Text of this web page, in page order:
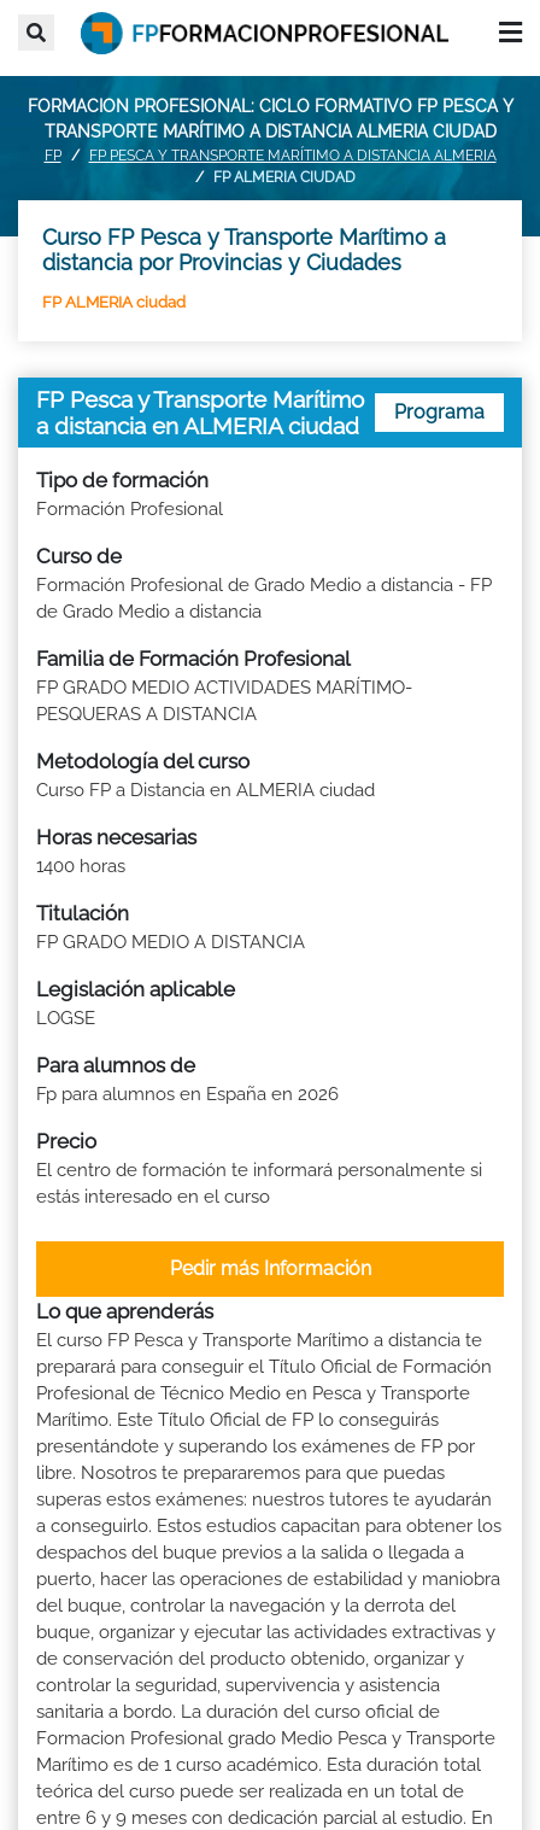
FORMACION PROFESIONAL: CICLO FORMATIVO FP PESCA Y
TRANSPORTE MARÍTIMO A DISTANCIA ALMERIA CIUDAD
FP
FP PESCA Y TRANSPORTE MARÍTIMO A DISTANCIA ALMERIA
FP ALMERIA CIUDAD
Curso FP Pesca y Transporte Marítimo a
distancia por Provincias y Ciudades
FP ALMERIA ciudad
FP Pesca y Transporte Marítimo
a distancia en ALMERIA ciudad
Programa
Tipo de formación
Formación Profesional
Curso de
Formación Profesional de Grado Medio a distancia - FP
de Grado Medio a distancia
Familia de Formación Profesional
FP GRADO MEDIO ACTIVIDADES MARÍTIMO-
PESQUERAS A DISTANCIA
Metodología del curso
Curso FP a Distancia en ALMERIA ciudad
Horas necesarias
1400 horas
Titulación
FP GRADO MEDIO A DISTANCIA
Legislación aplicable
LOGSE
Para alumnos de
Fp para alumnos en España en 2026
Precio
El centro de formación te informará personalmente si
estás interesado en el curso
Pedir más Información
Lo que aprenderás
El curso FP Pesca y Transporte Marítimo a distancia te
preparará para conseguir el Título Oficial de Formación
Profesional de Técnico Medio en Pesca y Transporte
Marítimo. Este Título Oficial de FP lo conseguirás
presentándote y superando los exámenes de FP por
libre. Nosotros te prepararemos para que puedas
superas estos exámenes: nuestros tutores te ayudarán
a conseguirlo. Estos estudios capacitan para obtener los
despachos del buque previos a la salida o llegada a
puerto, hacer las operaciones de estabilidad y maniobra
del buque, controlar la navegación y la derrota del
buque, organizar y ejecutar las actividades extractivas y
de conservación del producto obtenido, organizar y
controlar la seguridad, supervivencia y asistencia
sanitaria a bordo. La duración del curso oficial de
Formacion Profesional grado Medio Pesca y Transporte
Marítimo es de 1 curso académico. Esta duración total
teórica del curso puede ser realizada en un total de
entre 6 y 9 meses con dedicación parcial al estudio. En